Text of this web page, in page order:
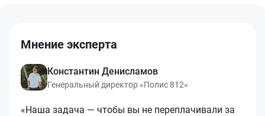
Мнение эксперта
Константин Денисламов
Генеральный директор «Полис 812»
«Наша задача — чтобы вы не переплачивали за